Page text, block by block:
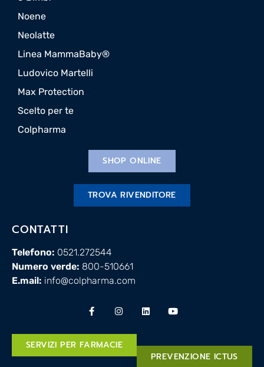
Noene
Neolatte
Linea MammaBaby®
Ludovico Martelli
Max Protection
Scelto per te
Colpharma
SHOP ONLINE
TROVA RIVENDITORE
CONTATTI
Telefono: 0521.272544
Numero verde: 800-510661
E.mail: info@colpharma.com
SERVIZI PER FARMACIE
PREVENZIONE ICTUS